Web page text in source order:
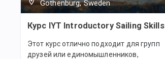
Gothenburg, Sweden
Курс IYT Introductory Sailing Skills
Этот курс отлично подходит для групп
друзей или единомышленников,